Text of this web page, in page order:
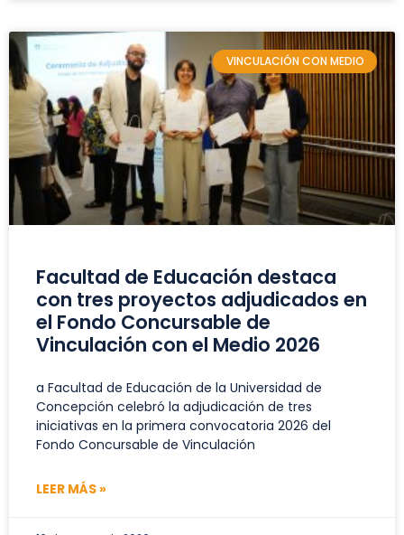
VINCULACIÓN CON MEDIO
Facultad de Educación destaca
con tres proyectos adjudicados en
el Fondo Concursable de
Vinculación con el Medio 2026
a Facultad de Educación de la Universidad de
Concepción celebró la adjudicación de tres
iniciativas en la primera convocatoria 2026 del
Fondo Concursable de Vinculación
LEER MÁS »